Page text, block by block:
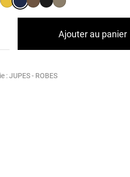
Ajouter au panier
:JUPES - ROBES